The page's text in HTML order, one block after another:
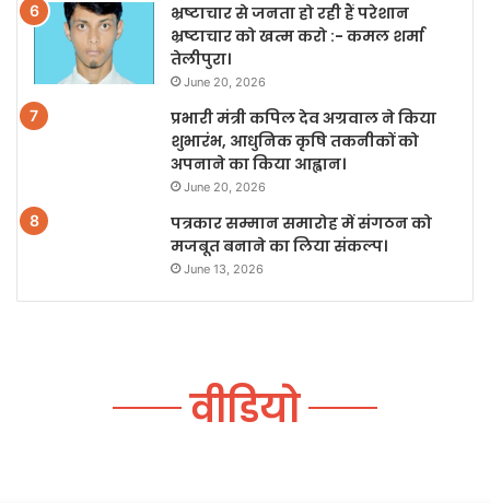
भ्रष्टाचार से जनता हो रही हैं परेशान
भ्रष्टाचार को खत्म करो :- कमल शर्मा
तेलीपुरा।
June 20, 2026
प्रभारी मंत्री कपिल देव अग्रवाल ने किया
शुभारंभ, आधुनिक कृषि तकनीकों को
अपनाने का किया आह्वान।
June 20, 2026
पत्रकार सम्मान समारोह में संगठन को
मजबूत बनाने का लिया संकल्प।
June 13, 2026
वीडियो